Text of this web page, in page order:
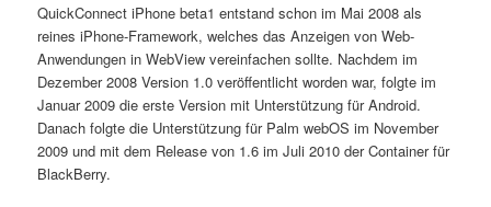
QuickConnect iPhone beta1 entstand schon im Mai 2008 als
reines iPhone-Framework, welches das Anzeigen von Web-
Anwendungen in WebView vereinfachen sollte. Nachdem im
Dezember 2008 Version 1.0 veröffentlicht worden war, folgte im
Januar 2009 die erste Version mit Unterstützung für Android.
Danach folgte die Unterstützung für Palm webOS im November
2009 und mit dem Release von 1.6 im Juli 2010 der Container für
BlackBerry.